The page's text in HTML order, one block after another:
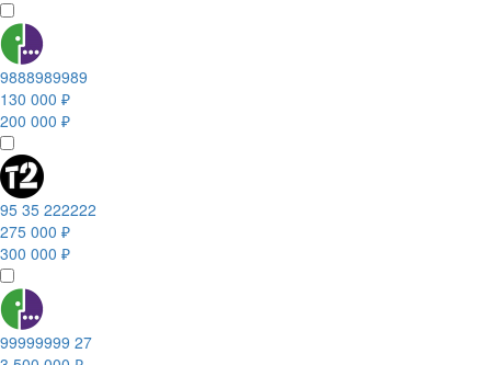
9888989989
130 000 ₽
200 000 ₽
95 35 222222
275 000 ₽
300 000 ₽
99999999 27